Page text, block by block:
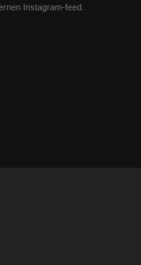
Instagram-feed.